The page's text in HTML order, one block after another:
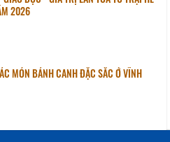
2026
MÓN BÁNH CANH ĐẶC SẮC Ở VĨNH